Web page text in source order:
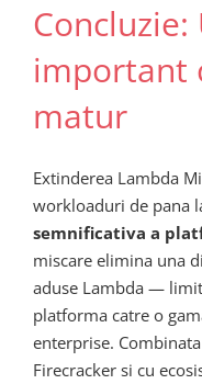
Concluzie:
important
matur
Extinderea Lambda
workloaduri de pana
semnificativa a
miscare elimina una
aduse Lambda —
platforma catre o
enterprise.
Firecracker si cu